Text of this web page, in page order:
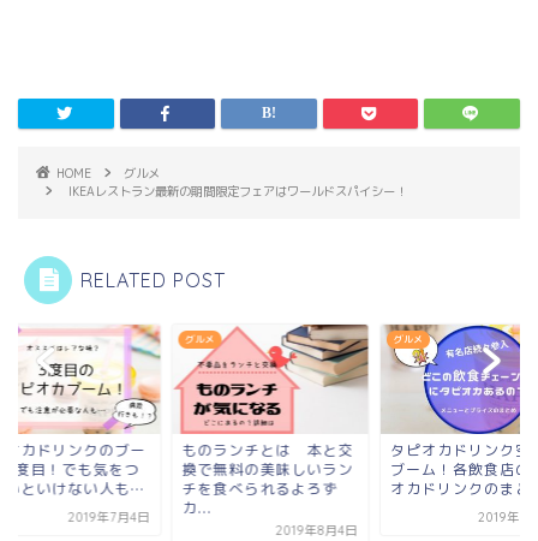
HOME
グルメ
IKEAレストラン最新の期間限定フェアはワールドスパイシー！
RELATED POST
オカドリンクのブー
3度目！でも気をつ
いといけない人も…
2019年7月4日
グルメ
ものランチとは 本と交
換で無料の美味しいラン
チを食べられるよろず
カ...
2019年8月4日
グルメ
タピオカドリンク空
ブーム！各飲食店の
オカドリンクのまと
2019年7